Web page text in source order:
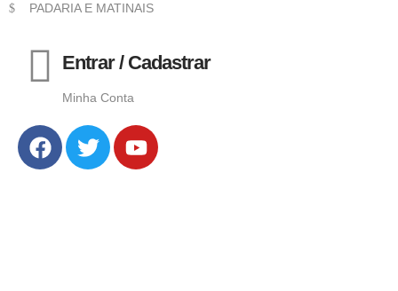
PADARIA E MATINAIS
Entrar / Cadastrar
Minha Conta